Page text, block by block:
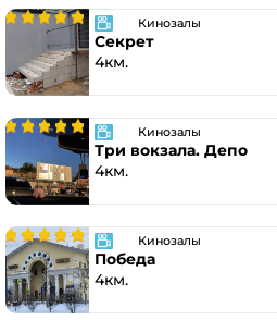
Кинозалы
Секрет
4км.
Кинозалы
Три вокзала. Депо
4км.
Кинозалы
Победа
4км.